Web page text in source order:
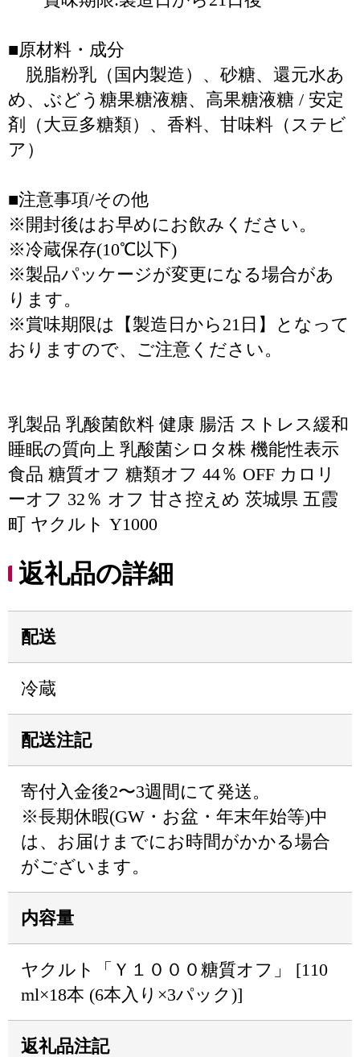
■原材料・成分
脱脂粉乳（国内製造）、砂糖、還元水あ
め、ぶどう糖果糖液糖、高果糖液糖 / 安定
剤（大豆多糖類）、香料、甘味料（ステビ
ア）
■注意事項/その他
※開封後はお早めにお飲みください。
※冷蔵保存(10℃以下)
※製品パッケージが変更になる場合があ
ります。
※賞味期限は【製造日から21日】となって
おりますので、ご注意ください。
乳製品 乳酸菌飲料 健康 腸活 ストレス緩和
睡眠の質向上 乳酸菌シロタ株 機能性表示
食品 糖質オフ 糖類オフ 44％ OFF カロリ
ーオフ 32％ オフ 甘さ控えめ 茨城県 五霞
町 ヤクルト Y1000
返礼品の詳細
配送
冷蔵
配送注記
寄付入金後2〜3週間にて発送。
※長期休暇(GW・お盆・年末年始等)中
は、お届けまでにお時間がかかる場合
がございます。
内容量
ヤクルト「Ｙ１０００糖質オフ」 [110
ml×18本 (6本⼊り×3パック)]
返礼品注記